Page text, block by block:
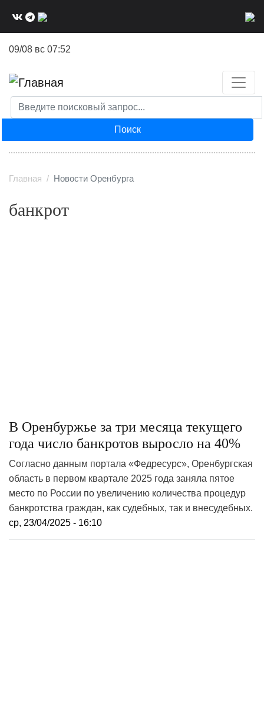
09/08 вс 07:52
Поиск
Главная Новости Оренбурга
банкрот
В Оренбуржье за три месяца текущего
года число банкротов выросло на 40%
Согласно данным портала «Федресурс», Оренбургская
область в первом квартале 2025 года заняла пятое
место по России по увеличению количества процедур
банкротства граждан, как судебных, так и внесудебных.
ср, 23/04/2025 - 16:10